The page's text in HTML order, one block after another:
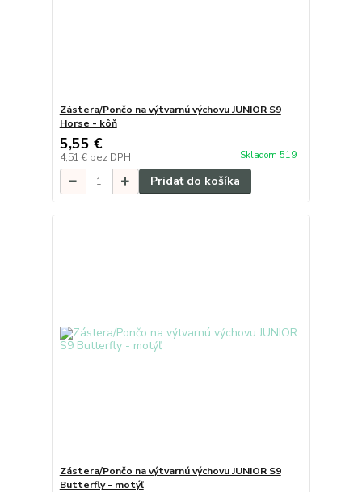
Zástera/Pončo na výtvarnú výchovu JUNIOR S9
Horse - kôň
5,55 €
4,51 € bez DPH Skladom 519
Pridať do košíka
Zástera/Pončo na výtvarnú výchovu JUNIOR S9
Butterfly - motýľ